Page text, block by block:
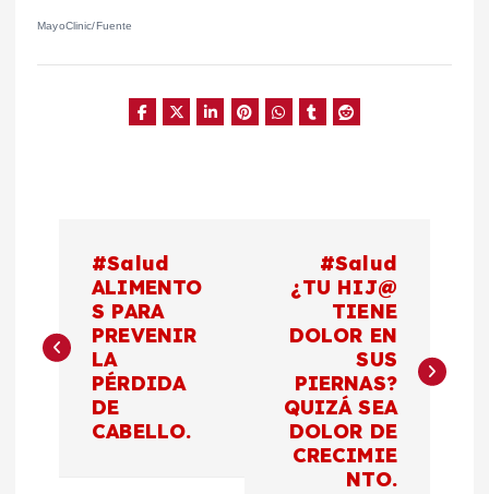
MayoClinic/Fuente
v
#Salud
ALIMENTO
S PARA
PREVENIR
LA
PÉRDIDA
DE
CABELLO.
#Salud
¿TU HIJ@
TIENE
DOLOR EN
SUS
PIERNAS?
QUIZÁ SEA
DOLOR DE
CRECIMIE
NTO.